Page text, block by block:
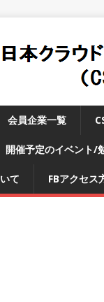
会員企業一覧
開催予定のイベント/
て FBアクセス